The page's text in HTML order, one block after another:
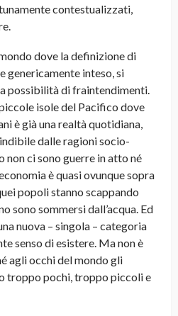
contestualizzati,
dove la definizione di
genericamente inteso, si
possibilità di fraintendimenti.
isole del Pacifico dove
è già una realtà quotidiana,
dalle ragioni socio-
non ci sono guerre in atto né
è quasi ovunque sopra
popoli stanno scappando
sono sommersi dall’acqua. Ed
na nuova – singola – categoria
senso di esistere. Ma non è
agli occhi del mondo gli
troppo pochi, troppo piccoli e